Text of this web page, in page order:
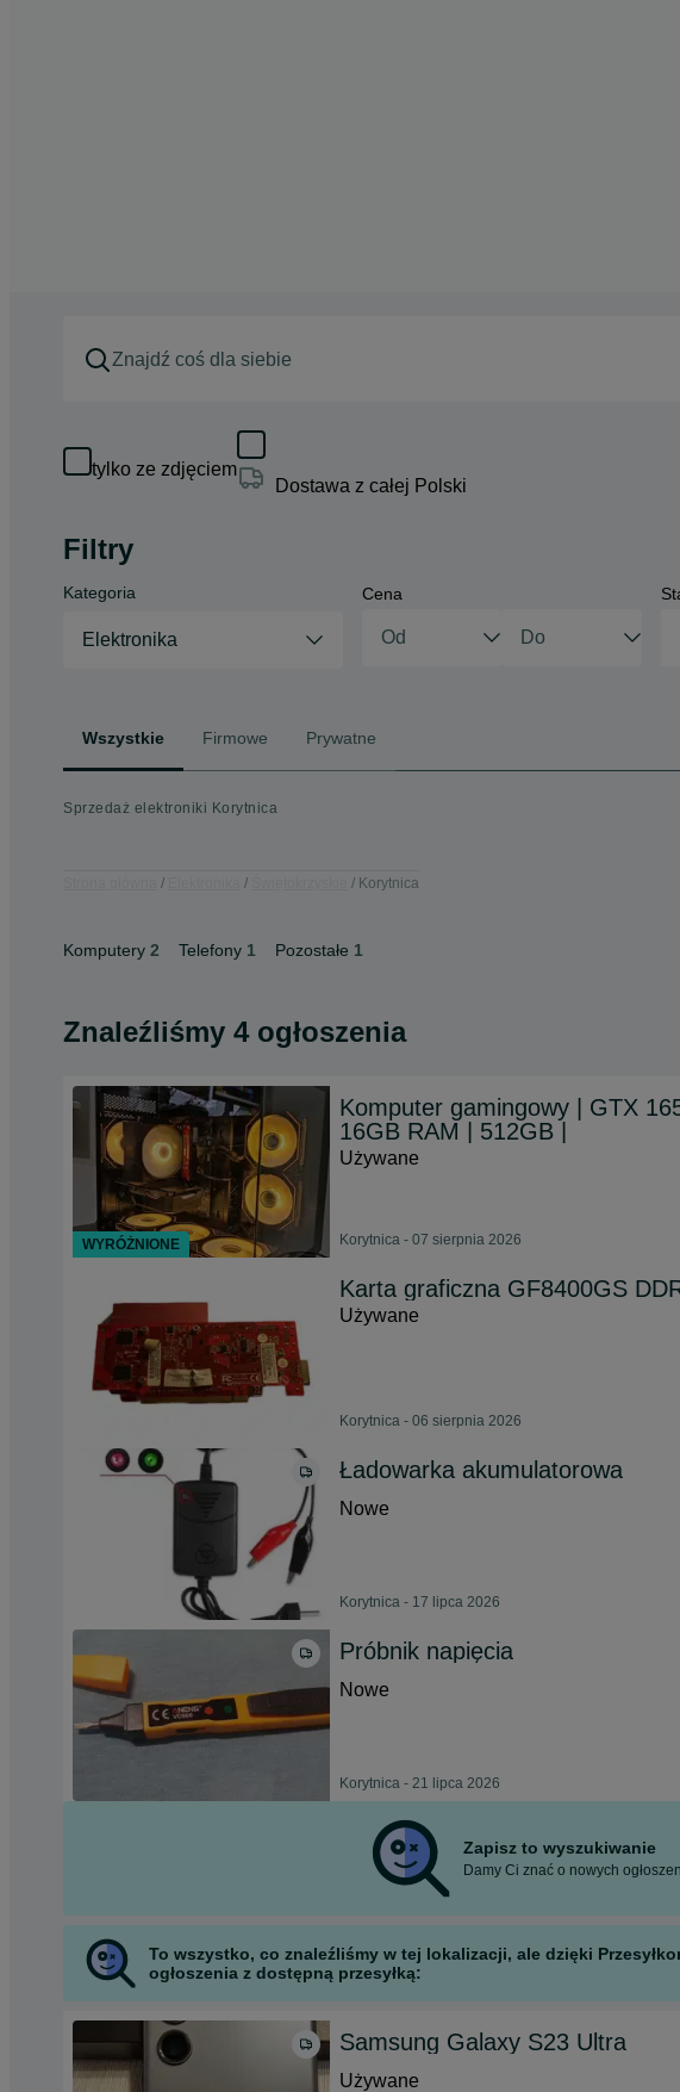
tylko ze zdjęciem
Dostawa z całej Polski
Filtry
Kategoria
Elektronika
Cena
Wszystkie Firmowe Prywatne
Sprzedaż elektroniki Korytnica
Korytnica
Komputery 2 Telefony 1 Pozostałe 1
Znaleźliśmy 4 ogłoszenia
Komputer gamingowy | GTX
16GB RAM | 512GB |
Używane
Korytnica - 07 sierpnia 2026
Karta graficzna GF8400GS
Używane
Korytnica - 06 sierpnia 2026
Ładowarka akumulatorowa
Nowe
Korytnica - 17 lipca 2026
Próbnik napięcia
Nowe
Korytnica - 21 lipca 2026
Zapisz to wyszukiwanie
Damy Ci znać o nowych
WYRÓŻNIONE
To wszystko, co znaleźliśmy w tej lokalizacji, ale dzięki
ogłoszenia z dostępną przesyłką:
Samsung Galaxy S23 Ultra
Używane